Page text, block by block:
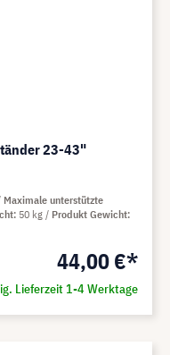
23-43"
44,00 €*
Lieferzeit 1-4 Werktage
Maximale unterstützte
50 kg
Produkt Gewicht